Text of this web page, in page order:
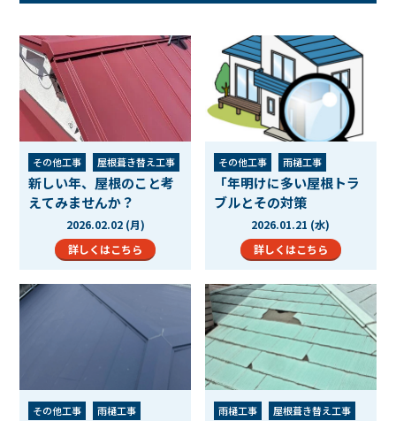
その他工事
屋根葺き替え工事
屋根カバー工法工事
屋根工事
雨漏り
屋根塗装
現場ブログ
新しい年、屋根のこと考
えてみませんか？
2026.02.02 (月)
詳しくはこちら
その他工事
雨樋工事
屋根葺き替え工事
屋根カバー工法工事
屋根工事
雨漏り
防水工事
屋根塗装
外壁塗装
「年明けに多い屋根トラ
ブルとその対策
2026.01.21 (水)
詳しくはこちら
その他工事
雨樋工事
雨樋工事
屋根葺き替え工事